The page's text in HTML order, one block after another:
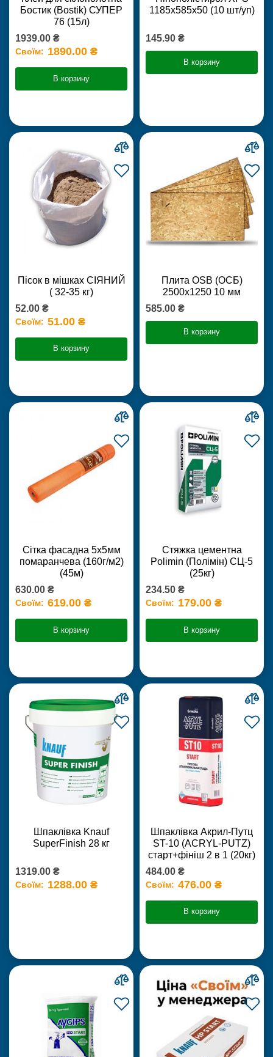
Бостик (Bostik) СУПЕР
76 (15л)
1939.00 ₴
Своїм: 1890.00 ₴
В корзину
1185х585х50 (10 шт/уп)
145.90 ₴
В корзину
Пісок в мішках СІЯНИЙ
( 32-35 кг)
52.00 ₴
Своїм: 51.00 ₴
В корзину
Плита OSB (ОСБ)
2500х1250 10 мм
585.00 ₴
В корзину
Сітка фасадна 5х5мм
помаранчева (160г/м2)
(45м)
630.00 ₴
Своїм: 619.00 ₴
В корзину
Стяжка цементна
Polimin (Полімін) СЦ-5
(25кг)
234.50 ₴
Своїм: 179.00 ₴
В корзину
Шпаклівка Knauf
SuperFinish 28 кг
1319.00 ₴
Своїм: 1288.00 ₴
Шпаклівка Акрил-Путц
ST-10 (ACRYL-PUTZ)
старт+фініш 2 в 1 (20кг)
484.00 ₴
Своїм: 476.00 ₴
В корзину